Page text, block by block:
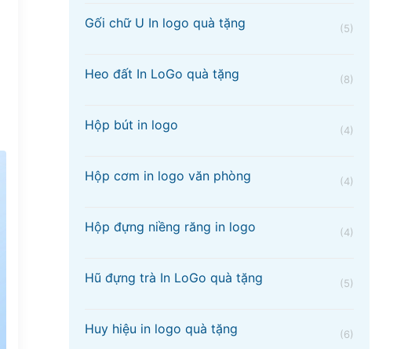
Gối chữ U In logo quà tặng (5)
Heo đất In LoGo quà tặng (8)
Hộp bút in logo (4)
Hộp cơm in logo văn phòng (4)
Hộp đựng niềng răng in logo (4)
Hũ đựng trà In LoGo quà tặng (5)
Huy hiệu in logo quà tặng (6)